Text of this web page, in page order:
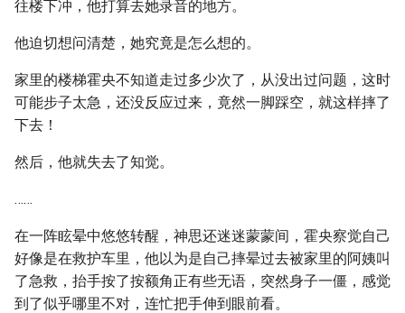
往楼下冲，他打算去她录音的地方。
他迫切想问清楚，她究竟是怎么想的。
家里的楼梯霍央不知道走过多少次了，从没出过问题，这时
可能步子太急，还没反应过来，竟然一脚踩空，就这样摔了
下去！
然后，他就失去了知觉。
……
在一阵眩晕中悠悠转醒，神思还迷迷蒙蒙间，霍央察觉自己
好像是在救护车里，他以为是自己摔晕过去被家里的阿姨叫
了急救，抬手按了按额角正有些无语，突然身子一僵，感觉
到了似乎哪里不对，连忙把手伸到眼前看。